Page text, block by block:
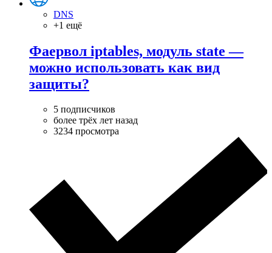
DNS
+1 ещё
Фаервол iptables, модуль state —
можно использовать как вид
защиты?
5 подписчиков
более трёх лет назад
3234 просмотра